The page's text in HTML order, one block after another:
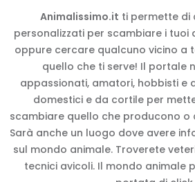
Animalissimo.it ti permette di
personalizzati per scambiare i tuoi
oppure cercare qualcuno vicino a
quello che ti serve! Il portale
appassionati, amatori, hobbisti e
domestici e da cortile per
scambiare quello che producono o
Sarà anche un luogo dove avere
sul mondo animale. Troverete
tecnici avicoli. Il mondo animale